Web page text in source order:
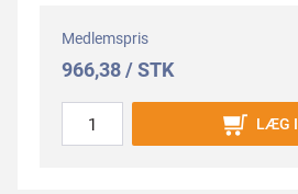
Medlemspris
966,38 / STK
LÆG I